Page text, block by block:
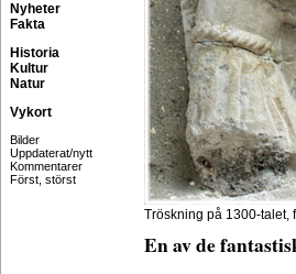
Nyheter
Fakta
Historia
Kultur
Natur
Vykort
Bilder
Uppdaterat/nytt
Kommentarer
Först, störst
Tröskning på 1300-talet,
En av de